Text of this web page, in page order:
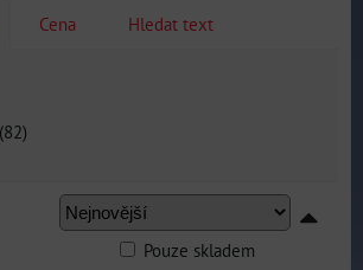
Cena Hledat text
Pouze skladem